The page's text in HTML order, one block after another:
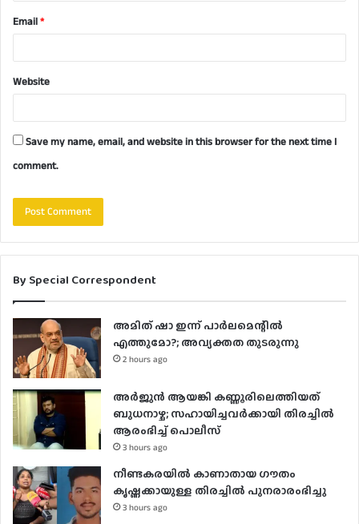
Email*
Website
Save my name, email, and website in this browser for the next time I
comment.
By Special Correspondent
അമിത് ഷാ ഇന്ന് പാര്‍ലമെന്റില്‍
എത്തുമോ?; അവ്യക്തത തുടരുന്നു
2 hours ago
അർജുൻ ആയങ്കി കണ്ണൂരിലെത്തിയത്
ബുധനാഴ്ച; സഹായിച്ചവർക്കായി തിരച്ചിൽ
ആരംഭിച്ച് പൊലീസ്
3 hours ago
നീണ്ടകരയില്‍ കാണാതായ ഗൗതം
കൃഷ്ണക്കായുള്ള തിരച്ചില്‍ പുനരാരംഭിച്ചു
3 hours ago